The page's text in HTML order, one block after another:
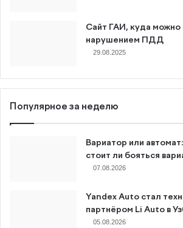
Сайт ГАИ, куда можно
нарушением ПДД
29.08.2025
Популярное за неделю
Вариатор или
стоит ли бояться
07.08.2026
Yandex Auto стал
партнёром Li Auto в
05.08.2026